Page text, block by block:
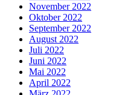
November 2022
Oktober 2022
September 2022
August 2022
Juli 2022
Juni 2022
Mai 2022
April 2022